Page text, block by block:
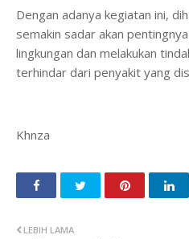
Dengan adanya kegiatan ini,
semakin sadar akan
lingkungan dan melakukan
terhindar dari penyakit yang
Khnza
LEBIH LAMA